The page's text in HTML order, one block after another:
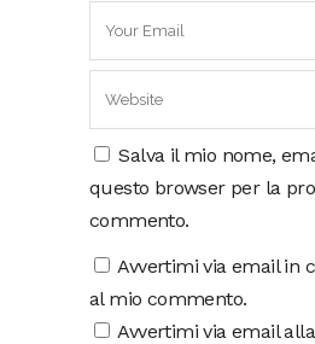
Salva il mio nome,
questo browser per la
commento.
Avvertimi via email in
al mio commento.
Avvertimi via email